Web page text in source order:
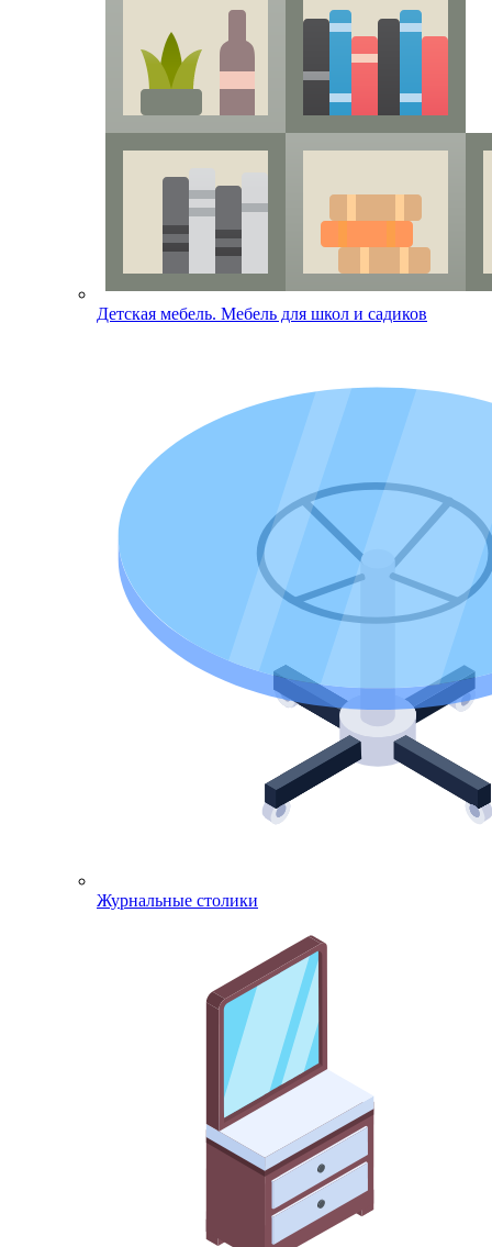
Детская мебель. Мебель для школ и садиков
Журнальные столики